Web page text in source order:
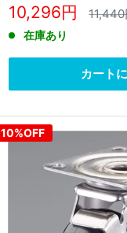
販
売
価
格
10,296円 通
常
在庫あり
カート
10%OFF